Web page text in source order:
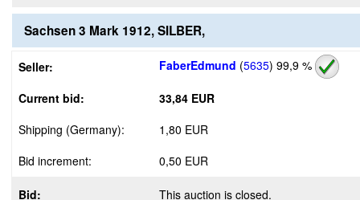
Sachsen 3 Mark 1912, SILBER,
Seller: FaberEdmund (5635) 99,9 %
Current bid:
33,84 EUR
Shipping (Germany):
1,80 EUR
Bid increment:
0,50 EUR
Bid: This auction is closed.